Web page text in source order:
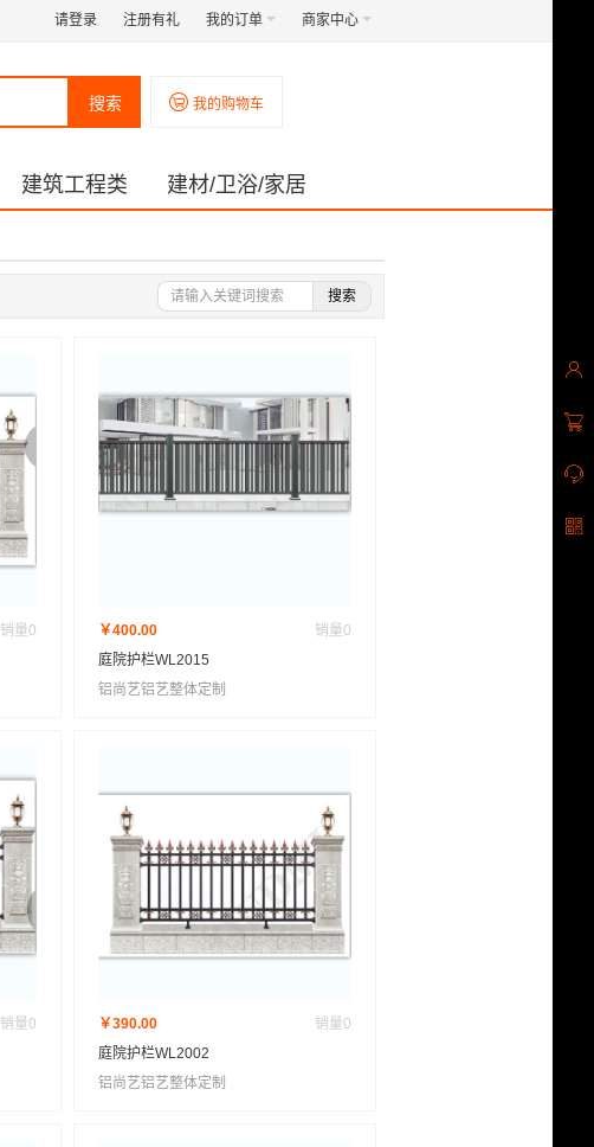
请登录 注册有礼 我的订单 商家中心
搜索 我的购物车
建筑工程类
建材/卫浴/家居
搜索
销量0
￥400.00 销量0
庭院护栏WL2015
铝尚艺铝艺整体定制
销量0
￥390.00 销量0
庭院护栏WL2002
铝尚艺铝艺整体定制